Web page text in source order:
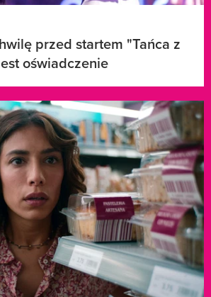
przed startem "Tańca z
oświadczenie